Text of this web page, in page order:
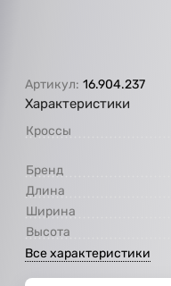
Артикул: 16.904.237
Характеристики
Кроссы
Бренд
Длина
Ширина
Высота
Все характеристики